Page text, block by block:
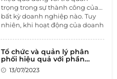
Không chỉ giúp tối ưu hóa quy
trình kinh doanh, mà còn thúc
đẩy sự tương tác và tin cậy từ
trọng trong sự thành công của
bất kỳ doanh nghiệp nào. Tuy
nhiên, khi hoạt động của doanh
phân phối là một rủi ro không
thể tránh khỏi. Những xung đột
này có thể gây tổn hại nghiêm
Tổ chức và quản lý phân
phối hiệu quả với phần
mềm quản lý kênh phân
phối13/07/2023